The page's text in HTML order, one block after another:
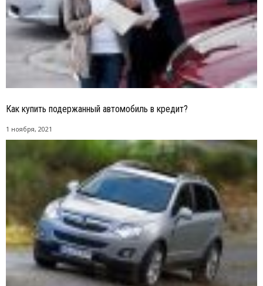
Как купить подержанный автомобиль в кредит?
1 ноября, 2021